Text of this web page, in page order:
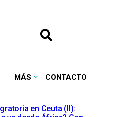
MÁS CONTACTO
en Ceuta (II):